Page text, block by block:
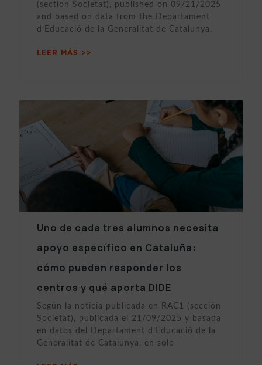
(section Societat), published on 09/21/2025
and based on data from the Departament
d’Educació de la Generalitat de Catalunya,
LEER MÁS >>
Uno de cada tres alumnos necesita
apoyo específico en Cataluña:
cómo pueden responder los
centros y qué aporta DIDE
Según la noticia publicada en RAC1 (sección
Societat), publicada el 21/09/2025 y basada
en datos del Departament d’Educació de la
Generalitat de Catalunya, en solo